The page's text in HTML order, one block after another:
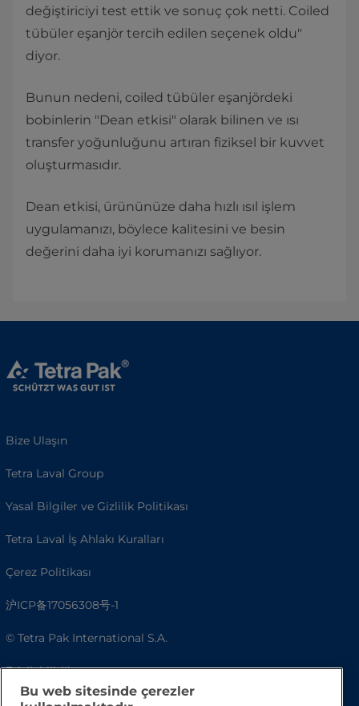
değiştiriciyi test ettik ve sonuç çok netti. Coiled
tübüler eşanjör tercih edilen seçenek oldu"
diyor.
Bunun nedeni, coiled tübüler eşanjördeki
bobinlerin "Dean etkisi" olarak bilinen ve ısı
transfer yoğunluğunu artıran fiziksel bir kuvvet
oluşturmasıdır.
Dean etkisi, ürününüze daha hızlı ısıl işlem
uygulamanızı, böylece kalitesini ve besin
değerini daha iyi korumanızı sağlıyor.
Bize Ulaşın
Tetra Laval Group
Yasal Bilgiler ve Gizlilik Politikası
Tetra Laval İş Ahlakı Kuralları
Çerez Politikası
沪ICP备17056308号-1
© Tetra Pak International S.A.
Erişilebilirlik
Bu web sitesinde çerezler